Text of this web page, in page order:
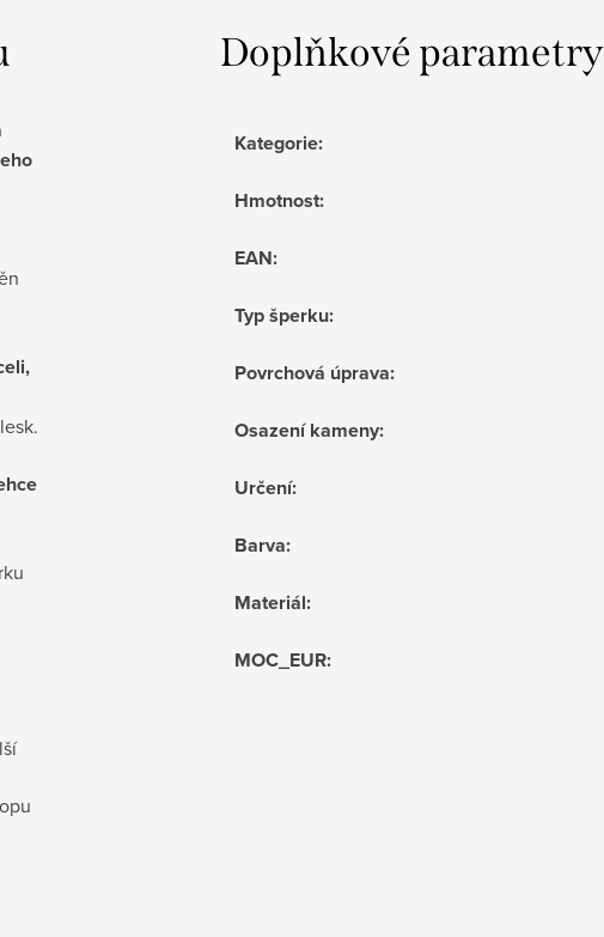
Doplňkové parametry
Kategorie:
Hmotnost:
EAN:
Typ šperku:
Povrchová úprava:
Osazení kameny:
Určení:
Barva:
Materiál:
MOC_EUR: